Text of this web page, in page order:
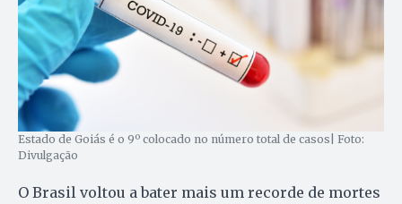
Estado de Goiás é o 9º colocado no número total de casos| Foto:
Divulgação
O Brasil voltou a bater mais um recorde de mortes